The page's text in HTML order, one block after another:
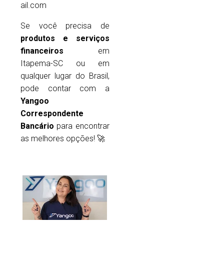
ail.com
Se você precisa de
produtos e serviços
financeiros em
Itapema-SC ou em
qualquer lugar do Brasil,
pode contar com a
Yangoo
Correspondente
Bancário para encontrar
as melhores opções! 🚀